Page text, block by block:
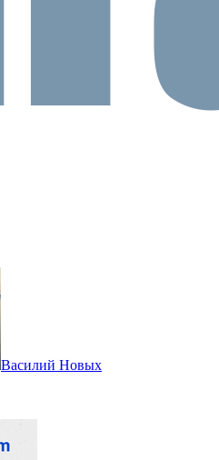
Василий Новых